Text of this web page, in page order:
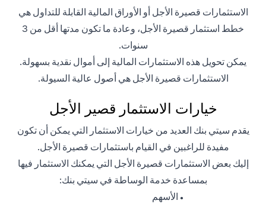
الاستثمارات قصيرة الأجل أو الأوراق المالية القابلة للتداول هي
خطط استثمار قصيرة الأجل، وعادة ما تكون مدتها أقل من 3
سنوات.
يمكن تحويل هذه الاستثمارات المالية إلى أموال نقدية بسهولة.
الاستثمارات قصيرة الأجل هي أصول عالية السيولة.
خيارات الاستثمار قصير الأجل
يقدم سيتي بنك العديد من خيارات الاستثمار التي يمكن أن تكون
مفيدة للراغبين في القيام باستثمارات قصيرة الأجل.
إليك بعض الاستثمارات قصيرة الأجل التي يمكنك الاستثمار فيها
بمساعدة خدمة الوساطة في سيتي بنك:
● الأسهم